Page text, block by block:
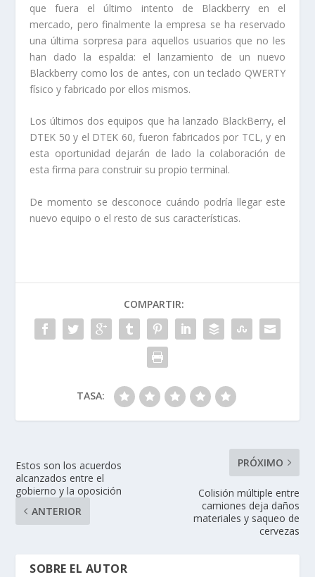
que fuera el último intento de Blackberry en el
mercado, pero finalmente la empresa se ha reservado
una última sorpresa para aquellos usuarios que no les
han dado la espalda: el lanzamiento de un nuevo
Blackberry como los de antes, con un teclado QWERTY
físico y fabricado por ellos mismos.
Los últimos dos equipos que ha lanzado BlackBerry, el
DTEK 50 y el DTEK 60, fueron fabricados por TCL, y en
esta oportunidad dejarán de lado la colaboración de
esta firma para construir su propio terminal.
De momento se desconoce cuándo podría llegar este
nuevo equipo o el resto de sus características.
COMPARTIR:
TASA:
Estos son los acuerdos
alcanzados entre el
gobierno y la oposición
ANTERIOR
PRÓXIMO
Colisión múltiple entre
camiones deja daños
materiales y saqueo de
cervezas
SOBRE EL AUTOR